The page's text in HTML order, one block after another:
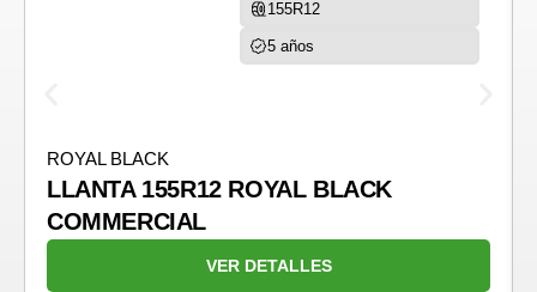
155R12
5 años
ROYAL BLACK
LLANTA 155R12 ROYAL BLACK
COMMERCIAL
VER DETALLES